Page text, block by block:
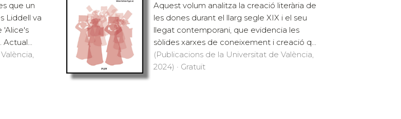
que un
Liddell va
'Alice's
Actual...
Aquest volum analitza la creació literària de
les dones durant el llarg segle XIX i el seu
llegat contemporani, que evidencia les
sòlides xarxes de coneixement i creació q...
(Publicacions de la Universitat de València,
2024) · Gratuït